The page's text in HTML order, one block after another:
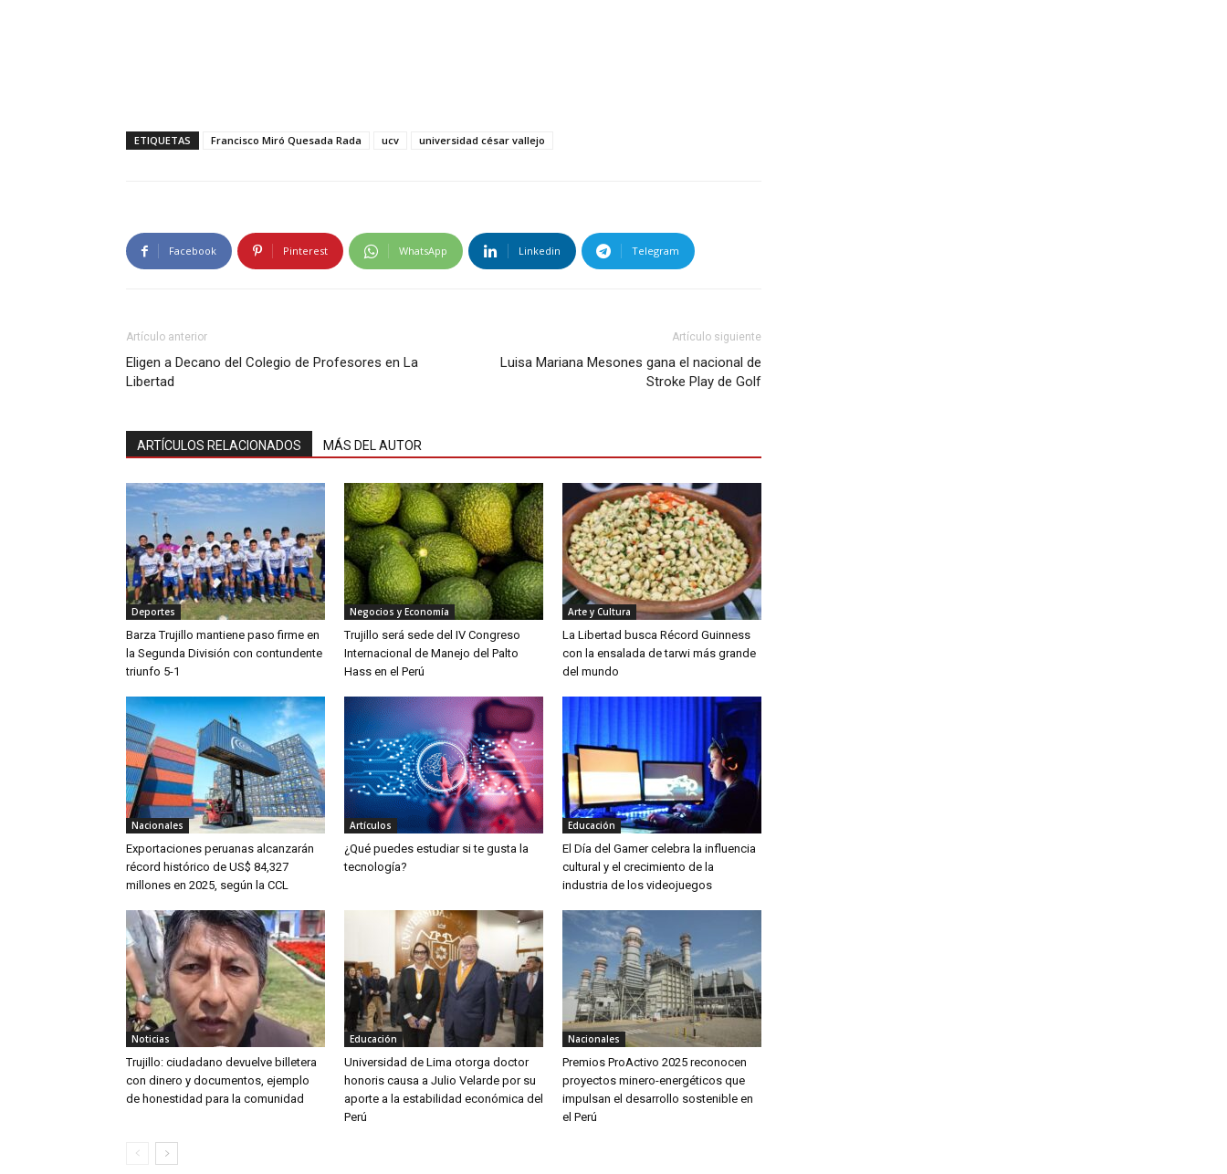
ETIQUETAS Francisco Miró Quesada Rada ucv universidad césar vallejo
Facebook Pinterest WhatsApp Linkedin Telegram
Artículo anterior
Eligen a Decano del Colegio de Profesores en La
Libertad
Artículo siguiente
Luisa Mariana Mesones gana el nacional de
Stroke Play de Golf
ARTÍCULOS RELACIONADOS MÁS DEL AUTOR
Deportes
Barza Trujillo mantiene paso firme en
la Segunda División con contundente
triunfo 5-1
Negocios y Economía
Trujillo será sede del IV Congreso
Internacional de Manejo del Palto
Hass en el Perú
Arte y Cultura
La Libertad busca Récord Guinness
con la ensalada de tarwi más grande
del mundo
Nacionales
Exportaciones peruanas alcanzarán
récord histórico de US$ 84,327
millones en 2025, según la CCL
Artículos
¿Qué puedes estudiar si te gusta la
tecnología?
Educación
El Día del Gamer celebra la influencia
cultural y el crecimiento de la
industria de los videojuegos
Noticias
Trujillo: ciudadano devuelve billetera
con dinero y documentos, ejemplo
de honestidad para la comunidad
Educación
Universidad de Lima otorga doctor
honoris causa a Julio Velarde por su
aporte a la estabilidad económica del
Perú
Nacionales
Premios ProActivo 2025 reconocen
proyectos minero-energéticos que
impulsan el desarrollo sostenible en
el Perú